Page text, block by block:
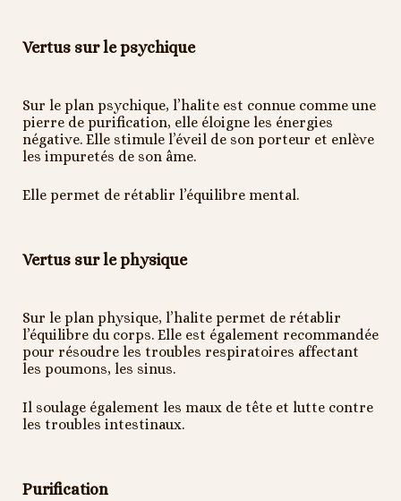
Vertus sur le psychique
Sur le plan psychique, l’halite est connue comme une
pierre de purification, elle éloigne les énergies
négative. Elle stimule l’éveil de son porteur et enlève
les impuretés de son âme.
Elle permet de rétablir l’équilibre mental.
Vertus sur le physique
Sur le plan physique, l’halite permet de rétablir
l’équilibre du corps. Elle est également recommandée
pour résoudre les troubles respiratoires affectant
les poumons, les sinus.
Il soulage également les maux de tête et lutte contre
les troubles intestinaux.
Purification